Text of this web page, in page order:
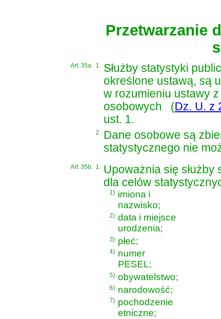
Przetwarzanie
Art. 35a. 1.
Służby statystyki
określone ustawą, są
w rozumieniu ustawy
osobowych
(Dz. U. z
ust. 1.
2.
Dane osobowe są
statystycznego nie
Art. 35b. 1.
Upoważnia się
dla celów
1) imiona i
nazwisko;
2) data i miejsce
urodzenia;
3) płeć;
4) numer
PESEL;
5) obywatelstwo;
6) narodowość;
7) pochodzenie
etniczne;